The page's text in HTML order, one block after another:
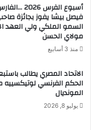
أسبوع الفرس 2026
فيصل بيشا يفوز بجائزة
السمو الملكي ولي العهد
مولاي الحسن
منذ 3 أسابيع
الاتحاد المصري يطالب
الحكم الفرنسي لوتيكسييه
المونديال
يوليو 8, 2026